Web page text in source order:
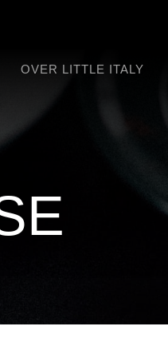
OVER LITTLE ITALY